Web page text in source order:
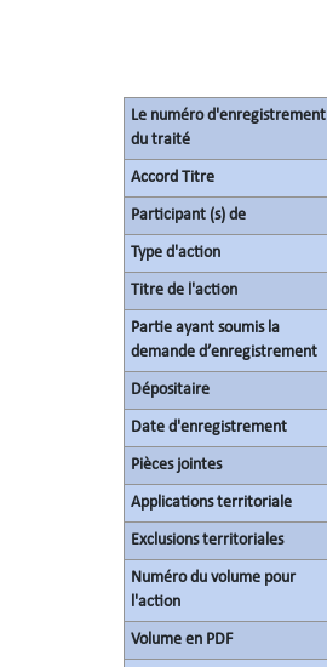
Le numéro d'enregistrement
du traité
Accord Titre
Participant (s) de
Type d'action
Titre de l'action
Partie ayant soumis la
demande d’enregistrement
Dépositaire
Date d'enregistrement
Pièces jointes
Applications territoriale
Exclusions territoriales
Numéro du volume pour
l'action
Volume en PDF